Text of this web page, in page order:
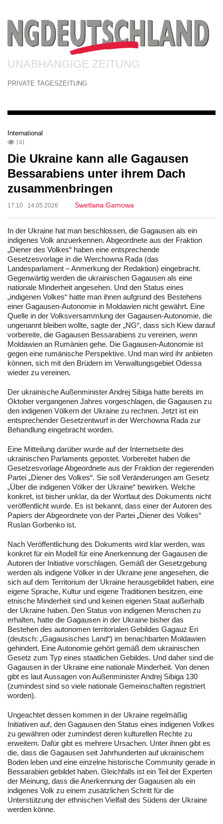
UNABHÄNGIGE ZEITUNG
PRIVATE TAGESZEITUNG
International
141
Die Ukraine kann alle Gagausen
Bessarabiens unter ihrem Dach
zusammenbringen
17:10 14.05.2026 Swetlana Gamowa
In der Ukraine hat man beschlossen, die Gagausen als ein
indigenes Volk anzuerkennen. Abgeordnete aus der Fraktion
„Diener des Volkes“ haben eine entsprechende
Gesetzesvorlage in die Werchowna Rada (das
Landesparlament – Anmerkung der Redaktion) eingebracht.
Gegenwärtig werden die ukrainischen Gagausen als eine
nationale Minderheit angesehen. Und den Status eines
„indigenen Volkes“ hatte man ihnen aufgrund des Bestehens
einer Gagausen-Autonomie in Moldawien nicht gewährt. Eine
Quelle in der Volksversammlung der Gagausen-Autonomie, die
ungenannt bleiben wollte, sagte der „NG“, dass sich Kiew darauf
vorbereite, die Gagausen Bessarabiens zu vereinen, wenn
Moldawien an Rumänien gehe. Die Gagausen-Autonomie ist
gegen eine rumänische Perspektive. Und man wird ihr anbieten
können, sich mit den Brüdern im Verwaltungsgebiet Odessa
wieder zu vereinen.
Der ukrainische Außenminister Andrej Sibiga hatte bereits im
Oktober vergangenen Jahres vorgeschlagen, die Gagausen zu
den indigenen Völkern der Ukraine zu rechnen. Jetzt ist ein
entsprechender Gesetzentwurf in der Werchowna Rada zur
Behandlung eingebracht worden.
Eine Mitteilung darüber wurde auf der Internetseite des
ukrainischen Parlaments gepostet. Vorbereitet haben die
Gesetzesvorlage Abgeordnete aus der Fraktion der regierenden
Partei „Diener des Volkes“. Sie soll Veränderungen am Gesetz
„Über die indigenen Völker der Ukraine“ bewirken. Welche
konkret, ist bisher unklar, da der Wortlaut des Dokuments nicht
veröffentlicht wurde. Es ist bekannt, dass einer der Autoren des
Papiers der Abgeordnete von der Partei „Diener des Volkes“
Ruslan Gorbenko ist.
Nach Veröffentlichung des Dokuments wird klar werden, was
konkret für ein Modell für eine Anerkennung der Gagausen die
Autoren der Initiative vorschlagen. Gemäß der Gesetzgebung
werden als indigene Völker in der Ukraine jene angesehen, die
sich auf dem Territorium der Ukraine herausgebildet haben, eine
eigene Sprache, Kultur und eigene Traditionen besitzen, eine
etnische Minderheit sind und keinen eigenen Staat außerhalb
der Ukraine haben. Den Status von indigenen Menschen zu
erhalten, hatte die Gagausen in der Ukraine bisher das
Bestehen des autonomen territorialen Gebildes Gagauz Eri
(deutsch: „Gagausisches Land“) im benachbarten Moldawien
gehindert. Eine Autonomie gehört gemäß dem ukrainischen
Gesetz zum Typ eines staatlichen Gebildes. Und daher sind die
Gagausen in der Ukraine eine nationale Minderheit. Von denen
gibt es laut Aussagen von Außenminister Andrej Sibiga 130
(zumindest sind so viele nationale Gemeinschaften registriert
worden).
Ungeachtet dessen kommen in der Ukraine regelmäßig
Initiativen auf, den Gagausen den Status eines indigenen Volkes
zu gewähren oder zumindest deren kulturellen Rechte zu
erweitern. Dafür gibt es mehrere Ursachen. Unter ihnen gibt es
die, dass die Gagausen seit Jahrhunderten auf ukrainischem
Boden leben und eine einzelne historische Community gerade in
Bessarabien gebildet haben. Gleichfalls ist ein Teil der Experten
der Meinung, dass die Anerkennung der Gagausen als ein
indigenes Volk zu einem zusätzlichen Schritt für die
Unterstützung der ethnischen Vielfalt des Südens der Ukraine
werden könne.